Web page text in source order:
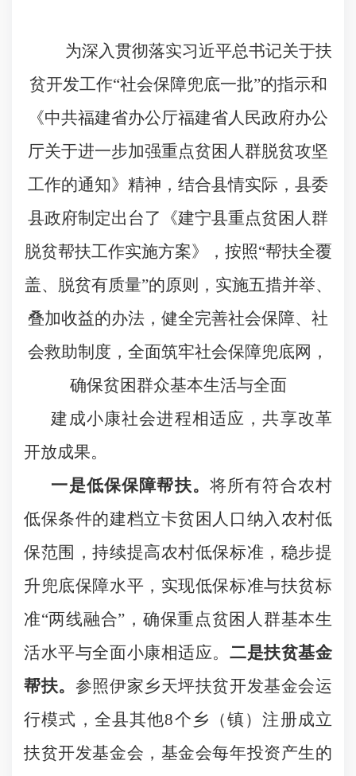
为深入贯彻落实习近平总书记关于扶
贫开发工作“社会保障兜底一批”的指示和
《中共福建省办公厅福建省人民政府办公
厅关于进一步加强重点贫困人群脱贫攻坚
工作的通知》精神，结合县情实际，县委
县政府制定出台了《建宁县重点贫困人群
脱贫帮扶工作实施方案》，按照“帮扶全覆
盖、脱贫有质量”的原则，实施五措并举、
叠加收益的办法，健全完善社会保障、社
会救助制度，全面筑牢社会保障兜底网，
确保贫困群众基本生活与全面
建成小康社会进程相适应，共享改革
开放成果。
一是低保保障帮扶。 将所有符合农村
低保条件的建档立卡贫困人口纳入农村低
保范围，持续提高农村低保标准，稳步提
升兜底保障水平，实现低保标准与扶贫标
准“两线融合”，确保重点贫困人群基本生
活水平与全面小康相适应。二是扶贫基金
帮扶。 参照伊家乡天坪扶贫开发基金会运
行模式，全县其他8个乡（镇）注册成立
扶贫开发基金会，基金会每年投资产生的